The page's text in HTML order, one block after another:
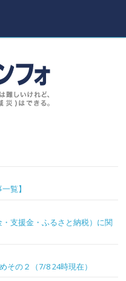
覧】
・支援金・ふるさと納税）に関
その２（7/8 24時現在）